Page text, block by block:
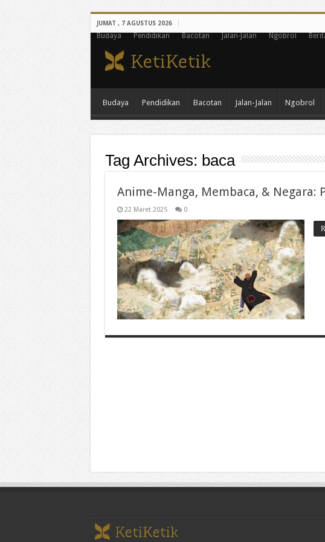
JUMAT , 7 AGUSTUS 2026
Budaya Pendidikan Bacotan Jalan-Jalan Ngobrol
Budaya Pendidikan Bacotan Jalan-Jalan Ngobrol
Tag Archives: baca
Anime-Manga, Membaca, & Negara:
22 Maret 2025 0